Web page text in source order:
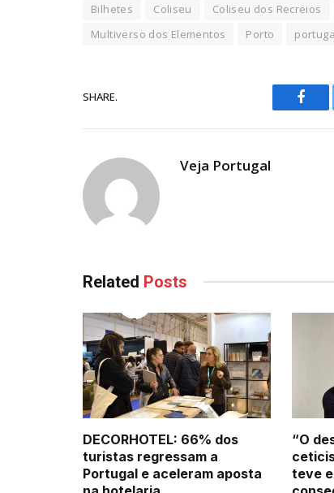
Bilhetes Coliseu Coliseu dos Recreios
Multiverso dos Elementos
Porto
SHARE.
Veja Portugal
Related Posts
DECORHOTEL: 66% dos
turistas regressam a
Portugal e aceleram aposta
“O
teve